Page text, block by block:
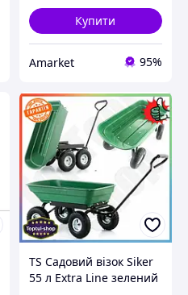
Купити
Amarket 95%
TS Садовий візок Siker
55 л Extra Line зелений